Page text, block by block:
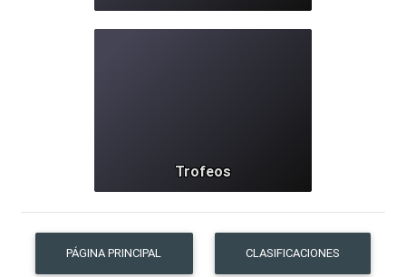
Trofeos
PÁGINA PRINCIPAL CLASIFICACIONES